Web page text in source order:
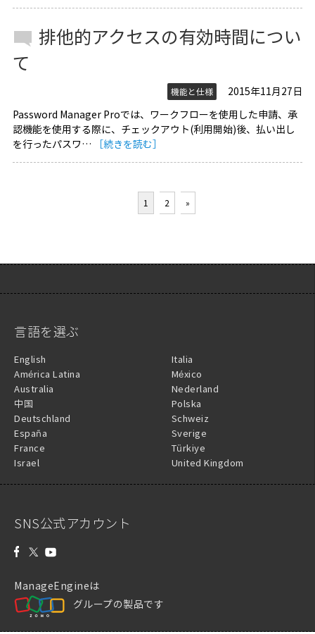
排他的アクセスの有効時間につい
て
機能と仕様
2015年11月27日
Password Manager Proでは、ワークフローを使用した申請、承
認機能を使用する際に、チェックアウト(利用開始)後、払い出し
を行ったパスワ…
［続きを読む］
1 2 »
言語を選ぶ
English
América Latina
Australia
中国
Deutschland
España
France
Israel
Italia
México
Nederland
Polska
Schweiz
Sverige
Türkiye
United Kingdom
SNS公式アカウント
ManageEngineは
グループの製品です